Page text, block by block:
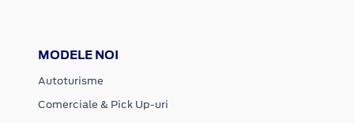
MODELE NOI
Autoturisme
Comerciale & Pick Up-uri